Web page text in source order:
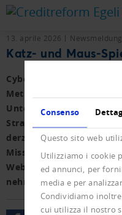
Consenso
Questo sito web
Utilizziamo i cookie
ed annunci, per
media e per
Condividiamo
cui utilizza il nostro
13. aprile 2026 Newsmeldung
Katz- und Maus-
Cyberkriminelle lassen
Methoden einfallen, um
Unternehmen zu
Strafverfolgung zu
derzeit vor allem vor
Missbrauch ihrer
Webseiten und
nehmen.